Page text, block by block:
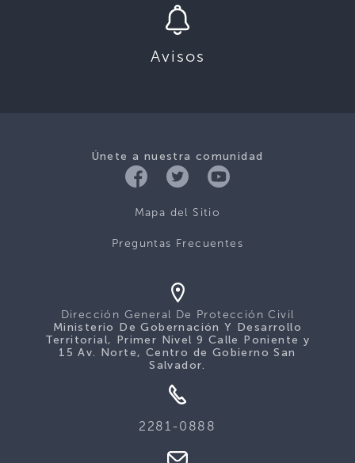
Avisos
Únete a nuestra comunidad
Mapa del Sitio
Preguntas Frecuentes
Dirección General De Protección Civil
Ministerio De Gobernación Y Desarrollo
Territorial, Primer Nivel 9 Calle Poniente y
15 Av. Norte, Centro de Gobierno San
Salvador.
2281-0888